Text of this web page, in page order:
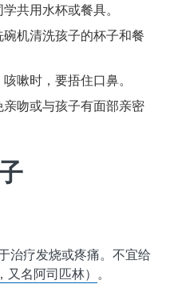
共用水杯或餐具。
机清洗孩子的杯子和餐
嗽时，要捂住口鼻。
吻或与孩子有面部亲密
治疗发烧或疼痛。不宜给
又名阿司匹林） 。